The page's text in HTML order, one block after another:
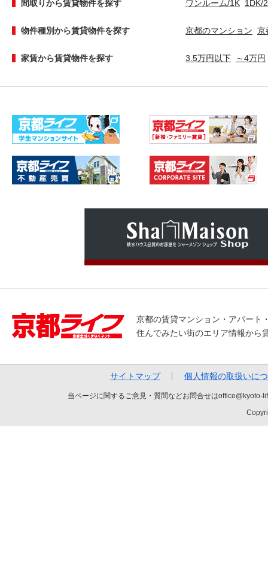
間取りから賃貸物件を探す ワンルーム/1K 1DK/
物件種別から賃貸物件を探す 京都のマンション 京
家賃から賃貸物件を探す 3.5万円以下 ～4万円
京都の賃貸マンション・アパート
住んでみたい街のエリア情報から
サイトマップ 個人情報の取扱いに
当ページに関するご意見・質問などお問合せは